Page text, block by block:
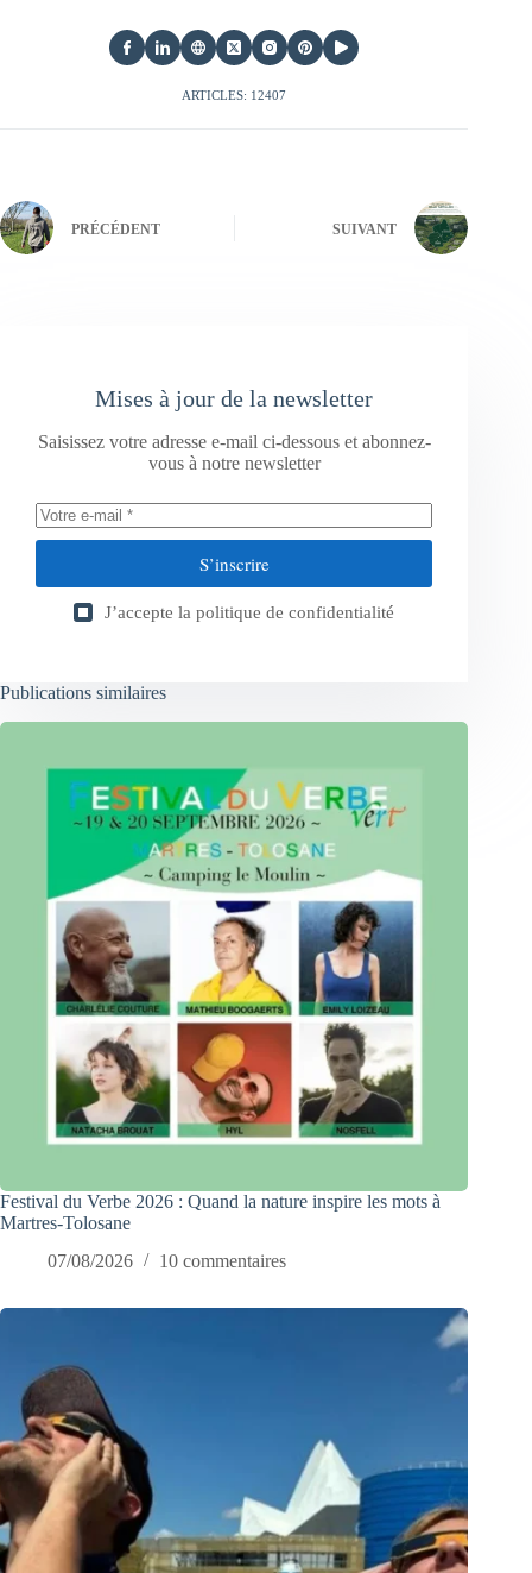
ARTICLES: 12407
PRÉCÉDENT SUIVANT
Mises à jour de la newsletter
Saisissez votre adresse e-mail ci-dessous et abonnez-
vous à notre newsletter
S’inscrire
J’accepte la politique de confidentialité
Publications similaires
Festival du Verbe 2026 : Quand la nature inspire les mots à
Martres-Tolosane
07/08/2026
10 commentaires